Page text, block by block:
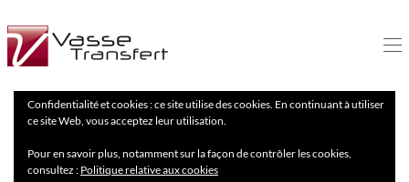
Confidentialité et cookies : ce site utilise des cookies. En continuant à utiliser
ce site Web, vous acceptez leur utilisation.
Pour en savoir plus, notamment sur la façon de contrôler les cookies,
consultez : Politique relative aux cookies